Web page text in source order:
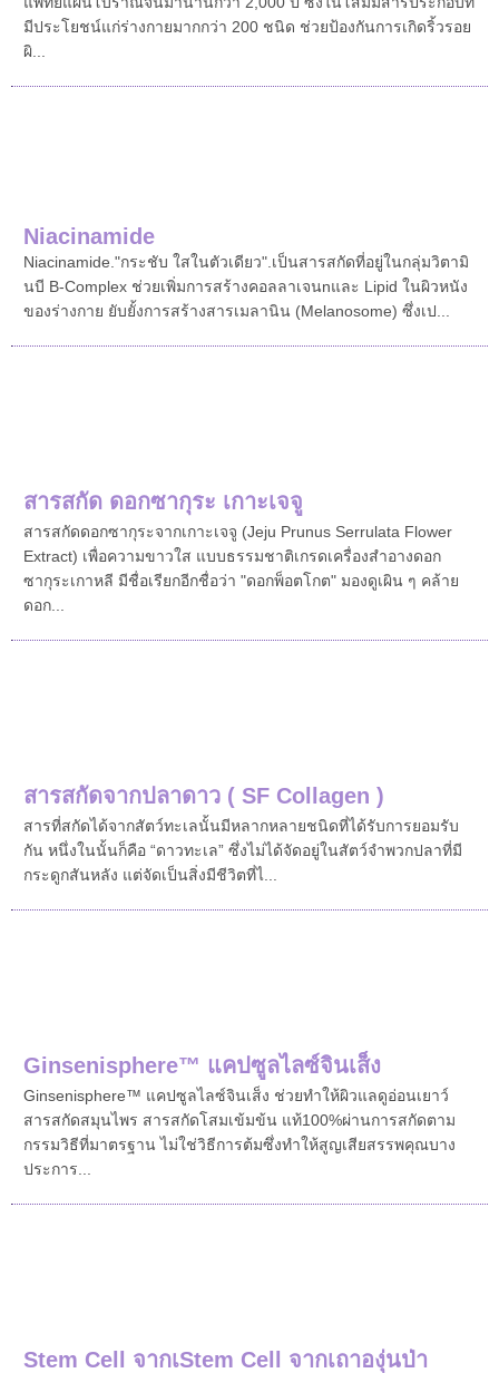
มีประโยชน์แก่ร่างกายมากกว่า 200 ชนิด ช่วยป้องกันการเกิดริ้วรอย
ผิ...
Niacinamide
Niacinamide."กระชับ ใสในตัวเดียว".เป็นสารสกัดที่อยู่ในกลุ่มวิตามิ
นบี B-Complex ช่วยเพิ่มการสร้างคอลลาเจนnและ Lipid ในผิวหนัง
ของร่างกาย ยับยั้งการสร้างสารเมลานิน (Melanosome) ซึ่งเป...
สารสกัด ดอกซากุระ เกาะเจจู
สารสกัดดอกซากุระจากเกาะเจจู (Jeju Prunus Serrulata Flower
Extract) เพื่อความขาวใส แบบธรรมชาติเกรดเครื่องสำอางดอก
ซากุระเกาหลี มีชื่อเรียกอีกชื่อว่า "ดอกพ็อตโกต" มองดูเผิน ๆ คล้าย
ดอก...
สารสกัดจากปลาดาว ( SF Collagen )
สารที่สกัดได้จากสัตว์ทะเลนั้นมีหลากหลายชนิดที่ได้รับการยอมรับ
กัน หนึ่งในนั้นก็คือ “ดาวทะเล” ซึ่งไม่ได้จัดอยู่ในสัตว์จำพวกปลาที่มี
กระดูกสันหลัง แต่จัดเป็นสิ่งมีชีวิตที่ไ...
Ginsenisphere™ แคปซูลไลซ์จินเส็ง
Ginsenisphere™ แคปซูลไลซ์จินเส็ง ช่วยทำให้ผิวแลดูอ่อนเยาว์
สารสกัดสมุนไพร สารสกัดโสมเข้มข้น แท้100%ผ่านการสกัดตาม
กรรมวิธีที่มาตรฐาน ไม่ใช่วิธีการต้มซึ่งทำให้สูญเสียสรรพคุณบาง
ประการ...
Stem Cell จากเStem Cell จากเถาองุ่นป่า